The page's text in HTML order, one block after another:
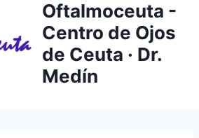
Oftalmoceuta -
Centro de Ojos
de Ceuta · Dr.
Medín